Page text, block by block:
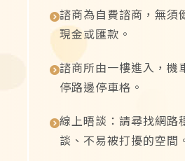
諮商為自費諮商，無須
現金或匯款。
諮商所由一樓進入，機
停路邊停車格。
線上晤談：請尋找網路
談、不易被打擾的空間